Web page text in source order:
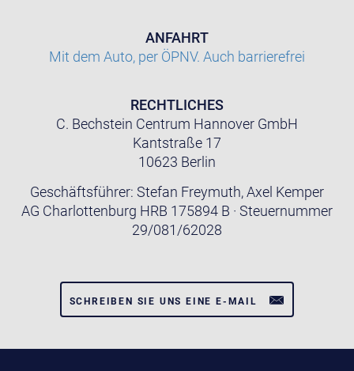
ANFAHRT
Mit dem Auto, per ÖPNV. Auch barrierefrei
RECHTLICHES
C. Bechstein Centrum Hannover GmbH
Kantstraße 17
10623 Berlin
Geschäftsführer: Stefan Freymuth, Axel Kemper
AG Charlottenburg HRB 175894 B · Steuernummer
29/081/62028
SCHREIBEN SIE UNS EINE E-MAIL